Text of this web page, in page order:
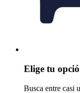
Elige tu
Busca entre casi